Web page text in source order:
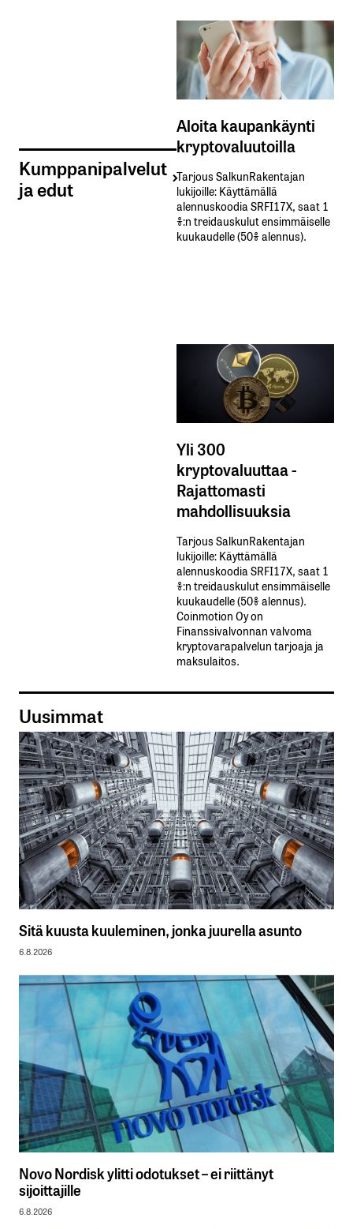
Kumppanipalvelut
ja edut
Aloita kaupankäynti
kryptovaluutoilla
Tarjous SalkunRakentajan
lukijoille: Käyttämällä​ ​
alennuskoodia​ ​SRFI17X,​ ​saat​ ​1
%:n treidauskulut​ ​ensimmäiselle​ ​
kuukaudelle​ ​(50%​ ​alennus).
Yli 300
kryptovaluuttaa -
Rajattomasti
mahdollisuuksia
Tarjous SalkunRakentajan
lukijoille: Käyttämällä​ ​
alennuskoodia​ ​SRFI17X,​ ​saat​ ​1
%:n treidauskulut​ ​ensimmäiselle​ ​
kuukaudelle​ ​(50%​ ​alennus).
Coinmotion Oy on
Finanssivalvonnan valvoma
kryptovarapalvelun tarjoaja ja
maksulaitos.
Uusimmat
Sitä kuusta kuuleminen, jonka juurella asunto
6.8.2026
Novo Nordisk ylitti odotukset – ei riittänyt
sijoittajille
6.8.2026